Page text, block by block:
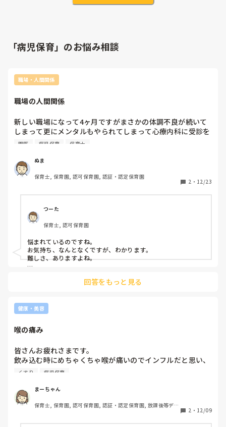
「病児保育」のお悩み相談
職場・人間関係
職場の人間関係
新しい職場になって4ヶ月ですがまさかの体調不良が続いて
しまって更にメンタルもやられてしまって心療内科に受診を
しました。去年と同じ病気が再発してしまいました。
園医 病児保育 保育士
ぬま
保育士, 保育園, 認可保育園, 認証・認定保育園
2 ・ 12/23
つーた
保育士, 認可保育園
悩まれているのですね。
お気持ち、なんとなくですが、わかります。
難しさ、ありますよね。
観的にしてみるとか、悩みをひたすら書き出してみるとか、は
前回どのように回復されたのか存じませんが、回復した当時の
ことを取り組まれるのはひとつかなぁと思います。
何が保育士に向いているかって難しいですが、
たい保育に近づいているか合っているか、かもしれません。
何が心に引っ掛かるのか、一度書き出してみるのがいいかも。
それから、仕事に行けていらっしゃるのであれば、無理はなさ
難しいようなら、たまに休まれてもいいと思いますよ。有休は
なくとも、体調がすぐれない、って。
心療内科は定期的に行かれると思いますし、カウンセラーや親
しい人に気持ちを打ち明ける、相談するのもいいと思います。
回答をもっと見る
健康・美容
喉の痛み
皆さんお疲れさまです。
飲み込む時にめちゃくちゃ喉が痛いのでインフルだと思い、
まずは市販の医療用キットで検査してやはり陰性でした。
喉の薬を病院に行ってもらってきました。
高熱が出てないから先生も多分大丈夫だと思いますって言っ
くすり 病児保育
まーちゃん
保育士, 保育園, 認可保育園, 認証・認定保育園, 放課後等デイ
2 ・ 12/09